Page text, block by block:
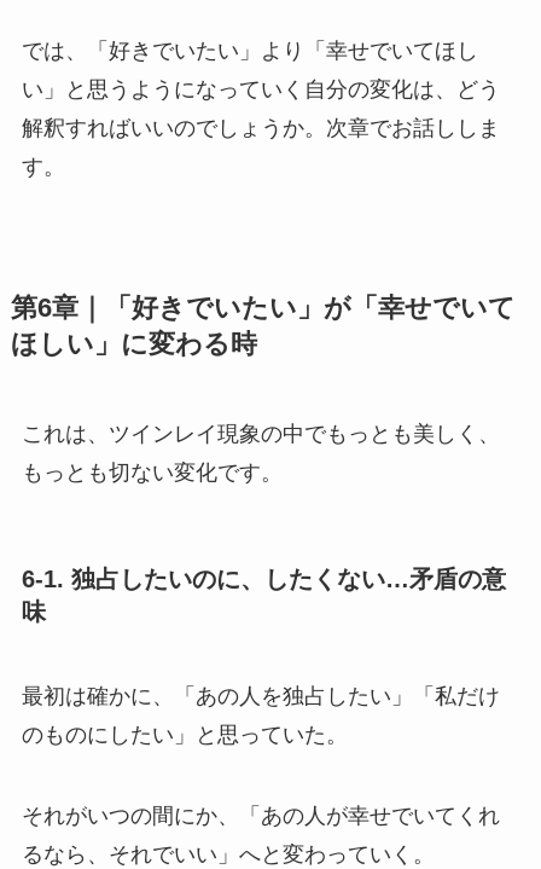
では、「好きでいたい」より「幸せでいてほし
い」と思うようになっていく自分の変化は、どう
解釈すればいいのでしょうか。次章でお話ししま
す。
第6章｜「好きでいたい」が「幸せでいて
ほしい」に変わる時
これは、ツインレイ現象の中でもっとも美しく、
もっとも切ない変化です。
6-1. 独占したいのに、したくない…矛盾の意
味
最初は確かに、「あの人を独占したい」「私だけ
のものにしたい」と思っていた。
それがいつの間にか、「あの人が幸せでいてくれ
るなら、それでいい」へと変わっていく。